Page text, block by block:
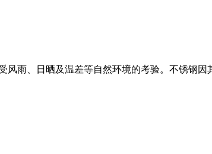
风雨、日晒及温差等自然环境的考验。不锈钢